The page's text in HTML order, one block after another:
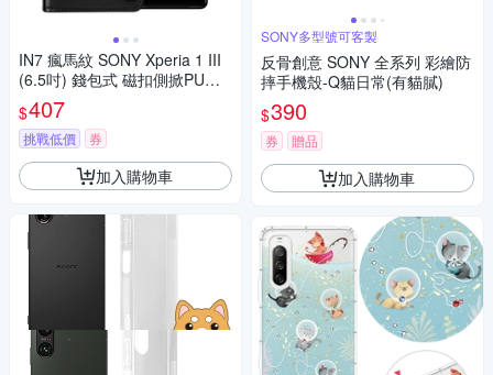
IN7 瘋馬紋 SONY Xperia 1 III
(6.5吋) 錢包式 磁扣側掀PU皮
套 吊飾孔 手機皮套保護殼
$407
挑戰低價 券
加入購物車
SONY多型號可客製
反骨創意 SONY 全系列 彩繪防
摔手機殼-Q貓日常(有貓膩)
$390
券 贈品
加入購物車